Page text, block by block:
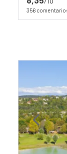
356
Previous